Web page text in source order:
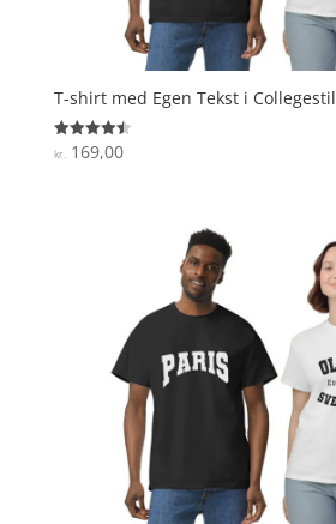
T-shirt med Egen Tekst i Collegestil
Vurderet
4.5
kr.169,00